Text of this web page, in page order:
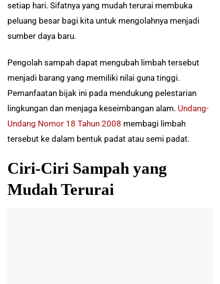
setiap hari. Sifatnya yang mudah terurai membuka
peluang besar bagi kita untuk mengolahnya menjadi
sumber daya baru.
Pengolah sampah dapat mengubah limbah tersebut
menjadi barang yang memiliki nilai guna tinggi.
Pemanfaatan bijak ini pada mendukung pelestarian
lingkungan dan menjaga keseimbangan alam. Undang-
Undang Nomor 18 Tahun 2008 membagi limbah
tersebut ke dalam bentuk padat atau semi padat.
Ciri-Ciri Sampah yang
Mudah Terurai